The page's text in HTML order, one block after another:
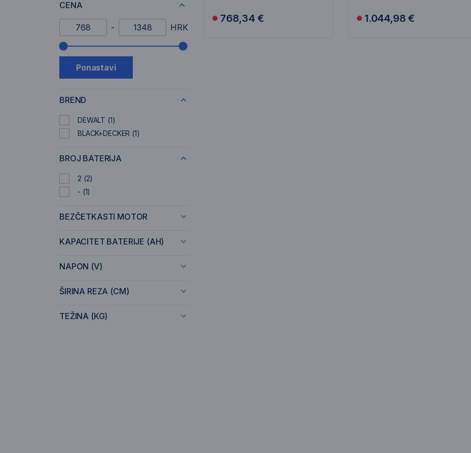
CENA
Minimalni iznos- Maksimalni iznos
HRK
Klizač raspona cijene
Ponastavi
BREND
DEWALT (1)
BLACK+DECKER (1)
BROJ BATERIJA
2 (2)
- (1)
BEZČETKASTI MOTOR
KAPACITET BATERIJE (AH)
NAPON (V)
ŠIRINA REZA (CM)
TEŽINA (KG)
768,34 € 1.044,98 €